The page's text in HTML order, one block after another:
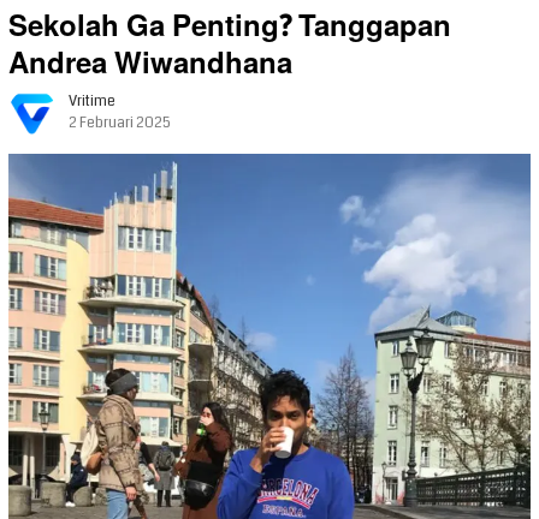
Sekolah Ga Penting? Tanggapan
Andrea Wiwandhana
Vritime
2 Februari 2025